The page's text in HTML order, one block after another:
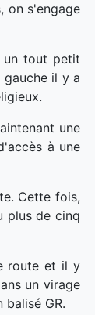
on s'engage
un tout petit
il y a
une
à une
Cette fois,
plus de cinq
route et il y
un virage
GR.